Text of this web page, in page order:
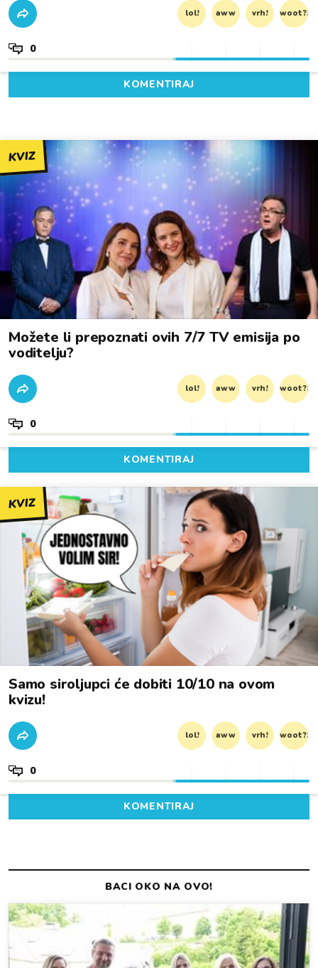
lol! aww vrh! woot?!
0
KOMENTIRAJ
KVIZ
Možete li prepoznati ovih 7/7 TV emisija po
voditelju?
lol! aww vrh! woot?!
0
KOMENTIRAJ
KVIZ
Samo siroljupci će dobiti 10/10 na ovom
kvizu!
lol! aww vrh! woot?!
0
KOMENTIRAJ